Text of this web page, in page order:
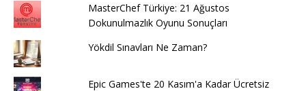
MasterChef Türkiye: 21 Ağustos
Dokunulmazlık Oyunu Sonuçları
Yökdil Sınavları Ne Zaman?
Epic Games'te 20 Kasım'a Kadar Ücretsiz